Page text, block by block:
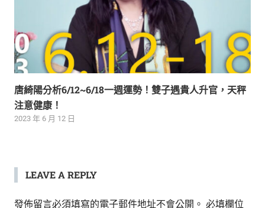
唐綺陽分析6/12~6/18一週運勢！雙子遇貴人升官，天秤
注意健康！
2023 年 6 月 12 日
LEAVE A REPLY
發佈留言必須填寫的電子郵件地址不會公開。 必填欄位